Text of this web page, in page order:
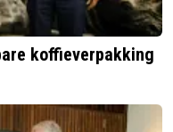
koffieverpakking